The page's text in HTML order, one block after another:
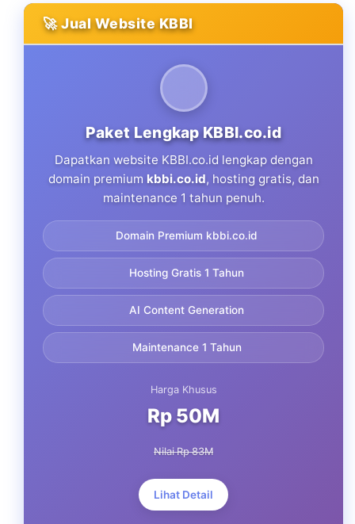
🚀 Jual Website KBBI
Paket Lengkap KBBI.co.id
Dapatkan website KBBI.co.id lengkap dengan
domain premium kbbi.co.id, hosting gratis, dan
maintenance 1 tahun penuh.
Domain Premium kbbi.co.id
Hosting Gratis 1 Tahun
AI Content Generation
Maintenance 1 Tahun
Harga Khusus
Rp 50M
Nilai Rp 83M
Lihat Detail